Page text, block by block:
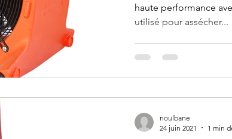
haute performance
utilisé pour assécher...
noulbane
24 juin 2021
1 min